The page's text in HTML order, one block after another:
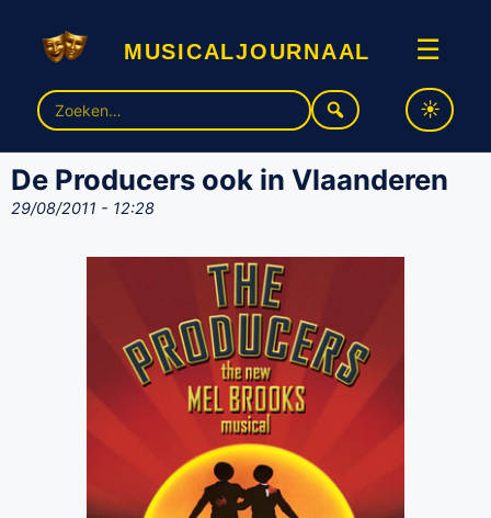
musicaljournaal ☰
Zoek
naar:
De Producers ook in Vlaanderen
29/08/2011 - 12:28